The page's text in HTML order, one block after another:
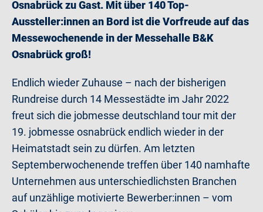
Osnabrück zu Gast. Mit über 140 Top-
Aussteller:innen an Bord ist die Vorfreude auf das
Messewochenende in der Messehalle B&K
Osnabrück groß!
Endlich wieder Zuhause – nach der bisherigen
Rundreise durch 14 Messestädte im Jahr 2022
freut sich die jobmesse deutschland tour mit der
19. jobmesse osnabrück endlich wieder in der
Heimatstadt sein zu dürfen. Am letzten
Septemberwochenende treffen über 140 namhafte
Unternehmen aus unterschiedlichsten Branchen
auf unzählige motivierte Bewerber:innen – vom